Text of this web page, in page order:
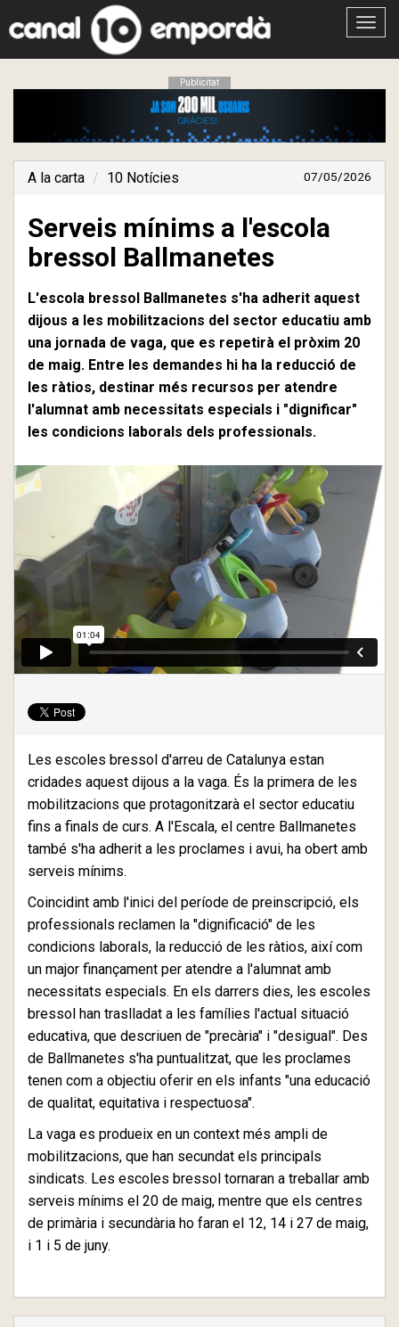
Obrir
Publicitat
A la carta 10 Notícies 07/05/2026
Serveis mínims a l'escola
bressol Ballmanetes
L'escola bressol Ballmanetes s'ha adherit aquest
dijous a les mobilitzacions del sector educatiu amb
una jornada de vaga, que es repetirà el pròxim 20
de maig. Entre les demandes hi ha la reducció de
les ràtios, destinar més recursos per atendre
l'alumnat amb necessitats especials i "dignificar"
les condicions laborals dels professionals.
Les escoles bressol d'arreu de Catalunya estan
cridades aquest dijous a la vaga. És la primera de les
mobilitzacions que protagonitzarà el sector educatiu
fins a finals de curs. A l'Escala, el centre Ballmanetes
també s'ha adherit a les proclames i avui, ha obert amb
serveis mínims.
Coincidint amb l'inici del període de preinscripció, els
professionals reclamen la "dignificació" de les
condicions laborals, la reducció de les ràtios, així com
un major finançament per atendre a l'alumnat amb
necessitats especials. En els darrers dies, les escoles
bressol han traslladat a les famílies l'actual situació
educativa, que descriuen de "precària" i "desigual". Des
de Ballmanetes s'ha puntualitzat, que les proclames
tenen com a objectiu oferir en els infants "una educació
de qualitat, equitativa i respectuosa".
La vaga es produeix en un context més ampli de
mobilitzacions, que han secundat els principals
sindicats. Les escoles bressol tornaran a treballar amb
serveis mínims el 20 de maig, mentre que els centres
de primària i secundària ho faran el 12, 14 i 27 de maig,
i 1 i 5 de juny.